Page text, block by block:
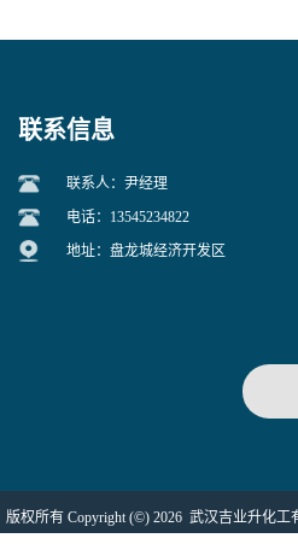
联系信息
联系人：尹经理
电话：13545234822
地址：盘龙城经济开发区
版权所有 Copyright (©) 2026 武汉吉业升化工